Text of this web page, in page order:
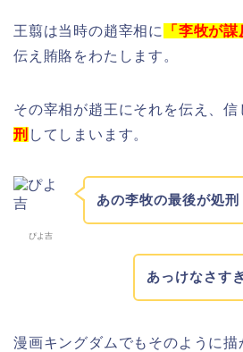
王翦は当時の趙宰相に 「李牧が
伝え賄賂をわたします。
その宰相が趙王にそれを伝え、信
刑 してしまいます。
ぴよ吉
あの李牧の最後が処刑
あっけなさす
漫画キングダムでもそのように描